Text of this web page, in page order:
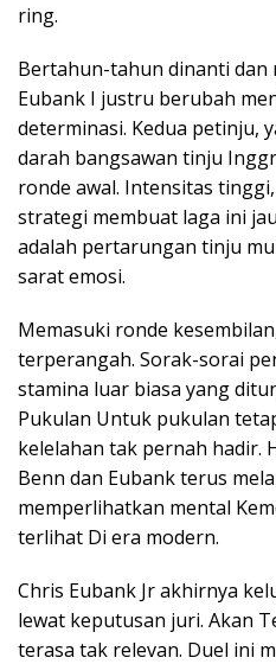
ring.
Bertahun-tahun dinanti dan
Eubank I justru berubah
determinasi. Kedua petinju,
darah bangsawan tinju
ronde awal. Intensitas
strategi membuat laga ini
adalah pertarungan tinju
sarat emosi.
Memasuki ronde
terperangah. Sorak-sorai
stamina luar biasa yang
Pukulan Untuk pukulan
kelelahan tak pernah hadir.
Benn dan Eubank terus
memperlihatkan mental
terlihat Di era modern.
Chris Eubank Jr akhirnya
lewat keputusan juri. Akan
terasa tak relevan. Duel ini